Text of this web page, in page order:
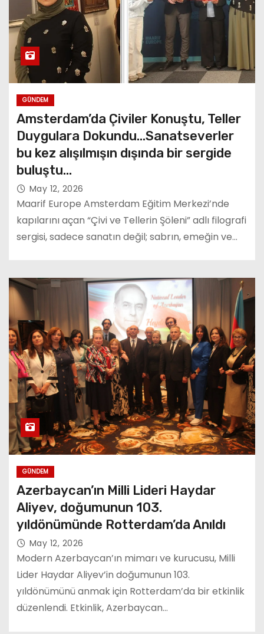
GÜNDEM
Amsterdam’da Çiviler Konuştu, Teller
Duygulara Dokundu…Sanatseverler
bu kez alışılmışın dışında bir sergide
buluştu…
May 12, 2026
Maarif Europe Amsterdam Eğitim Merkezi’nde
kapılarını açan “Çivi ve Tellerin Şöleni” adlı filografi
sergisi, sadece sanatın değil; sabrın, emeğin ve…
GÜNDEM
Azerbaycan’ın Milli Lideri Haydar
Aliyev, doğumunun 103.
yıldönümünde Rotterdam’da Anıldı
May 12, 2026
Modern Azerbaycan’ın mimarı ve kurucusu, Milli
Lider Haydar Aliyev’in doğumunun 103.
yıldönümünü anmak için Rotterdam’da bir etkinlik
düzenlendi. Etkinlik, Azerbaycan…